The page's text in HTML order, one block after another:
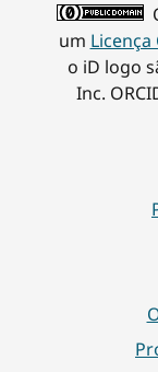
um Licença
o iD logo
Inc.